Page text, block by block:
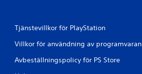
Tjänstevillkor för PlayStation
Villkor för användning av programvaran
Avbeställningspolicy för PS Store